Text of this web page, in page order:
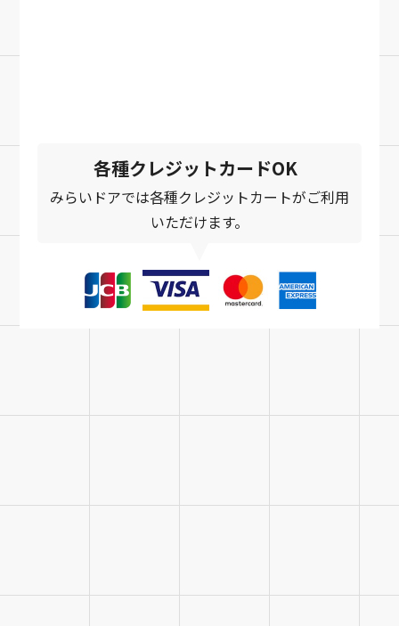
各種クレジットカードOK
みらいドアでは各種クレジットカートがご利用
いただけます。